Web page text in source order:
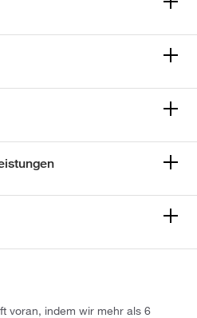
voran, indem wir mehr als 6